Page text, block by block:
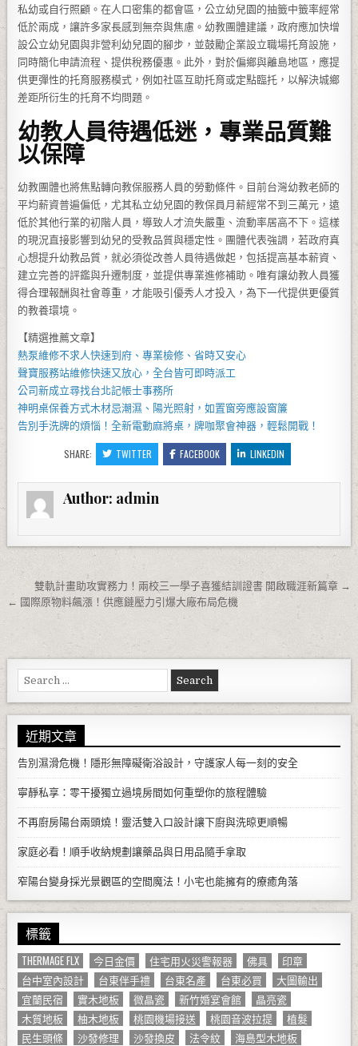
私幼或自行照顧。在人口密集的都會區，公立幼兒園的抽籤中籤率經常
低於兩成，讓許多家長感到無奈與焦慮。幼教團體建議，政府應加快增
設公立幼兒園與非營利幼兒園的腳步，並鼓勵企業設立職場托育設施，
同時簡化申請流程、提供稅務優惠。此外，對於偏鄉與離島地區，應提
供更彈性的托育服務模式，例如社區互助托育或定點臨托，以解決城鄉
差距所衍生的托育不均問題。
幼教人員待遇低迷，專業品質難
以保障
幼教團體也將焦點轉向教保服務人員的勞動條件。目前台灣幼教老師的
平均薪資普遍偏低，尤其私立幼兒園的教保員月薪經常不到三萬元，遠
低於其他行業的初階人員，導致人才流失嚴重、流動率居高不下。這樣
的現況直接影響到幼兒的受教品質與穩定性。團體代表強調，若政府真
心想提升幼教品質，就必須從改善人員待遇做起，包括提高基本薪資、
建立完善的評鑑與升遷制度，並提供專業進修補助。唯有讓幼教人員獲
得合理報酬與社會尊重，才能吸引優秀人才投入，為下一代提供更優質
的教養環境。
【精選推薦文章】
熱泵維修不求人快速到府、專業檢修、省時又安心
聲寶服務站維修快速又放心，全台皆可即時派工
公司新成立尋找台北記帳士事務所
神明桌保養方式木材忌潮濕、陽光照射，如置窗旁應設窗簾
告別手洗牌的煩惱！全新電動麻將桌 ，牌咖聚會神器，輕鬆開戰！
SHARE: TWITTER FACEBOOK LINKEDIN
Author: admin
文章導覽
雙軌計畫助攻實務力！兩校三一學子喜獲結訓證書 開啟職涯新篇章 →
← 國際原物料飆漲！供應鏈壓力引爆大廠布局危機
Search for:
近期文章
告別濕滑危機！隱形無障礙衛浴設計，守護家人每一刻的安全
寧靜私享：零干擾獨立過境房間如何重塑你的旅程體驗
不再廚房陽台兩頭燒！靈活雙入口設計讓下廚與洗晾更順暢
家庭必看！順手收納規劃讓藥品與日用品隨手拿取
窄陽台變身採光景觀區的空間魔法！小宅也能擁有的療癒角落
標籤
THERMAGE FLX 今日金價 住宅用火災警報器 佛具
印章
台中室內設計
台東伴手禮 台東名產 台東必買
大圖輸出
宜蘭民宿
實木地板 微晶瓷 新竹婚宴會館
晶亮瓷
木質地板
柚木地板 桃園機場接送 桃園音波拉提
植髮
民生頭條
沙發修理 沙發換皮 法令紋
海島型木地板